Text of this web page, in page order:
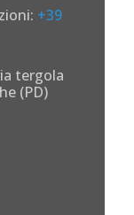
+39
tergola
(PD)